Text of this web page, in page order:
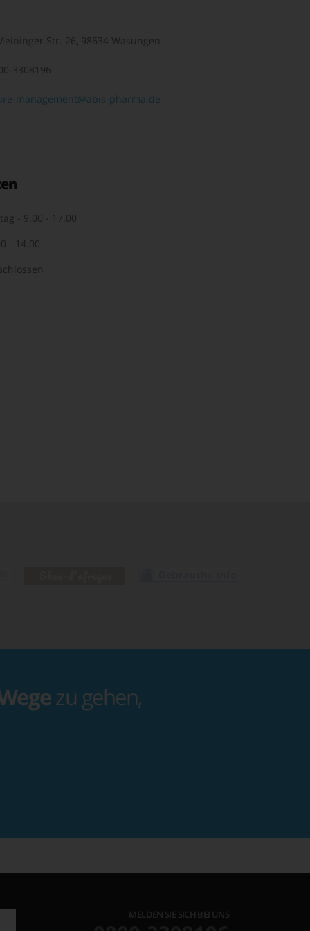
Str. 26, 98634 Wasungen
3308196
management@abis-pharma.de
- 9.00 - 17.00
- 14.00
zu gehen,
MELDEN SIE SICH BEI UNS